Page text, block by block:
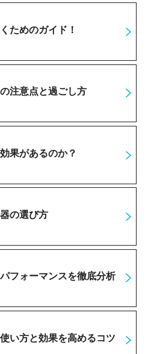
ためのガイド！
注意点と過ごし方
果があるのか？
の選び方
フォーマンスを徹底分析
い方と効果を高めるコツ